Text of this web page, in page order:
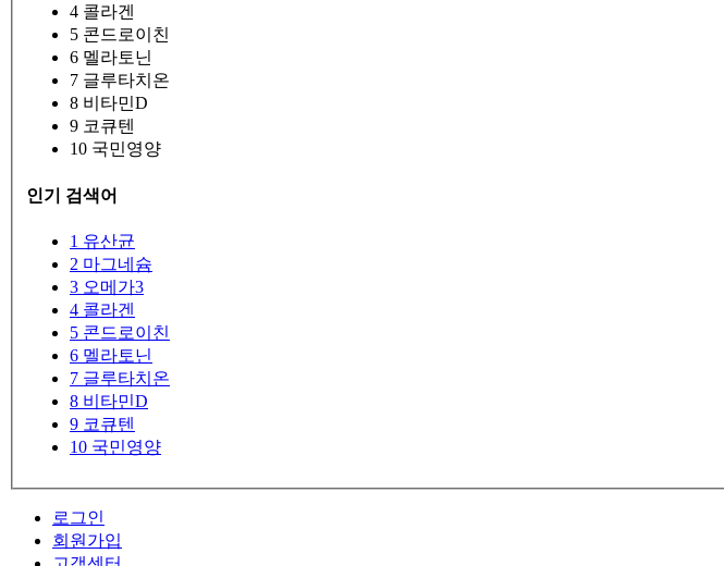
4 콜라겐
5 콘드로이친
6 멜라토닌
7 글루타치온
8 비타민D
9 코큐텐
10 국민영양
인기 검색어
1 유산균
2 마그네슘
3 오메가3
4 콜라겐
5 콘드로이친
6 멜라토닌
7 글루타치온
8 비타민D
9 코큐텐
10 국민영양
로그인
회원가입